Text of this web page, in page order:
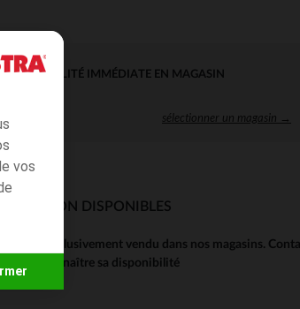
vos
DISPONIBILITÉ IMMÉDIATE EN MAGASIN
sélectionner un magasin →
LIVRAISON DISPONIBLES
est exclusivement vendu dans nos magasins.
pour connaître sa disponibilité